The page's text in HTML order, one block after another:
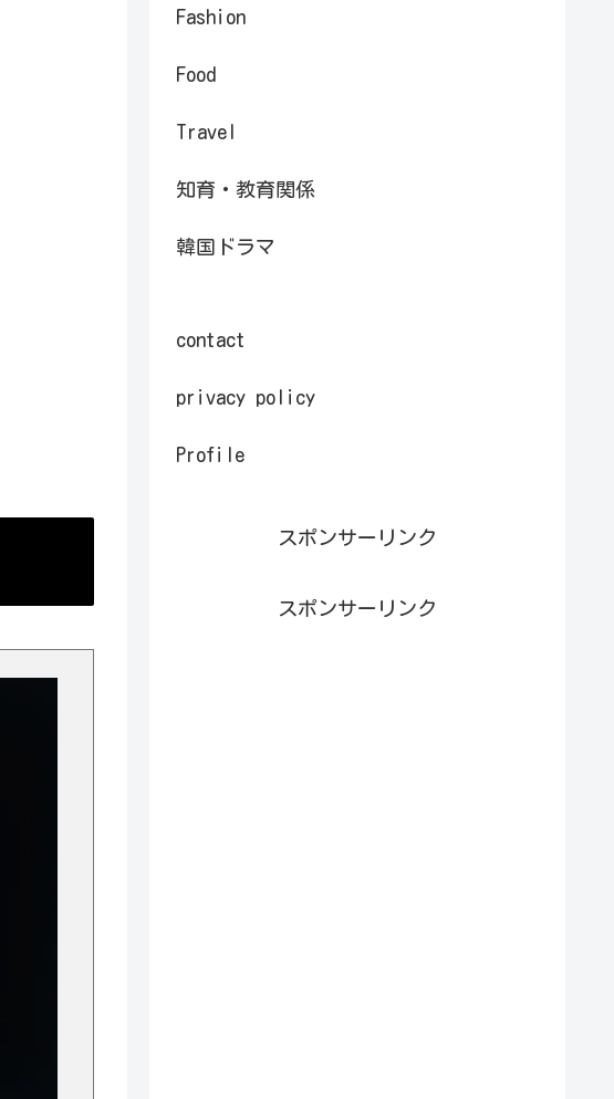
Fashion
Food
Travel
知育・教育関係
韓国ドラマ
contact
privacy policy
Profile
スポンサーリンク
スポンサーリンク